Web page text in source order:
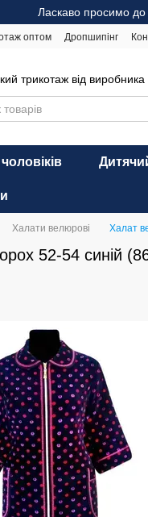
Ласкаво просимо до
оптом Дропшипінг
трикотаж від виробника
Халати велюрові Халат
52-54 синій